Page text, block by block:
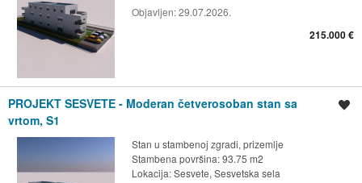
Objavljen:29.07.2026.
215.000 €
PROJEKT SESVETE - Moderan četverosoban stan sa
vrtom, S1
Stan u stambenoj zgradi, prizemlje
Stambena površina: 93.75 m2
Lokacija:Sesvete, Sesvetska sela